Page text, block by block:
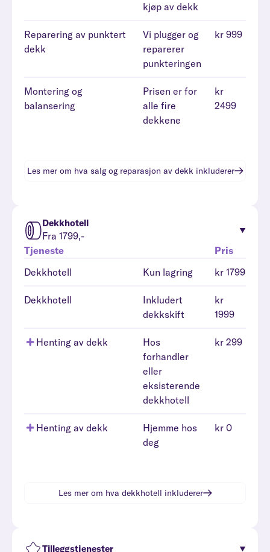
kjøp av dekk
Reparering av punktert
dekk
Vi plugger og
reparerer
punkteringen
kr 999
Montering og
balansering
Prisen er for
alle fire
dekkene
kr
2499
Les mer om hva salg og reparasjon av dekk inkluderer
Dekkhotell
Fra 1799,-
Tjeneste
Pris
Dekkhotell
Kun lagring kr 1799
Dekkhotell
Inkludert
dekkskift
kr
1999
Henting av dekk
Hos
forhandler
eller
eksisterende
dekkhotell
kr 299
Henting av dekk
Hjemme hos
deg
kr 0
Les mer om hva dekkhotell inkluderer
Tilleggstjenester